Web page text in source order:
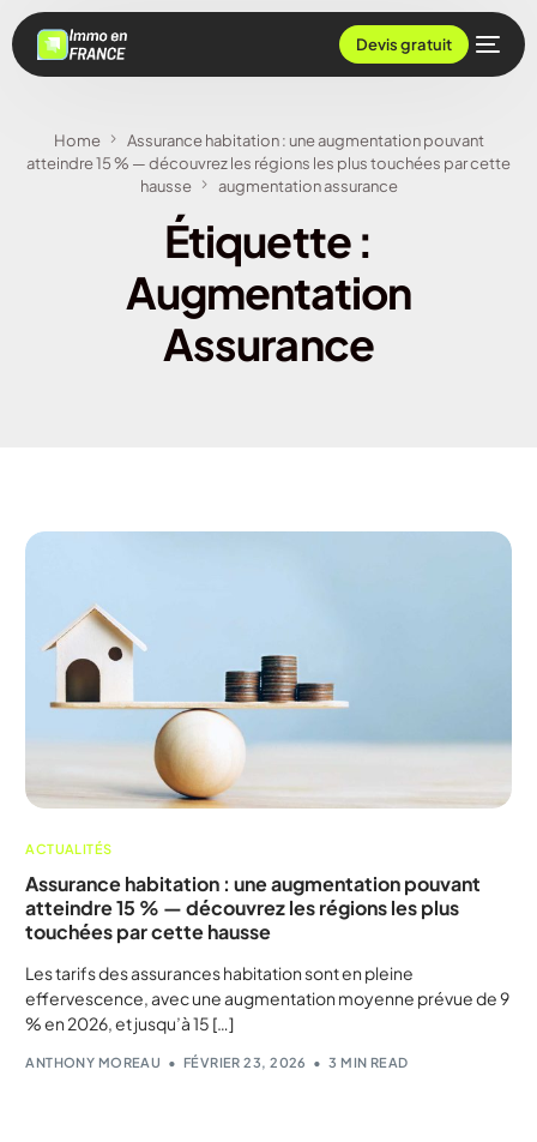
Devis gratuit
Home
Assurance habitation : une augmentation pouvant
atteindre 15 % — découvrez les régions les plus touchées par cette
hausse
augmentation assurance
Étiquette :
Augmentation
Assurance
ACTUALITÉS
Assurance habitation : une augmentation pouvant
atteindre 15 % — découvrez les régions les plus
touchées par cette hausse
Les tarifs des assurances habitation sont en pleine
effervescence, avec une augmentation moyenne prévue de 9
% en 2026, et jusqu’à 15 […]
ANTHONY MOREAU FÉVRIER 23, 2026 3 MIN READ